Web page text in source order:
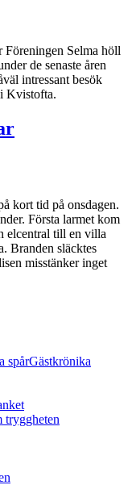
Föreningen Selma höll
de senaste åren
intressant besök
Kvistofta.
kort tid på onsdagen.
Första larmet kom
elcentral till en villa
Branden släcktes
misstänker inget
spårGästkrönika
tryggheten